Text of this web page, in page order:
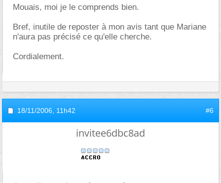
Mouais, moi je le comprends bien.
Bref, inutile de reposter à mon avis tant que Mariane
n'aura pas précisé ce qu'elle cherche.
Cordialement.
18/11/2006, 11h42 #6
invitee6dbc8ad